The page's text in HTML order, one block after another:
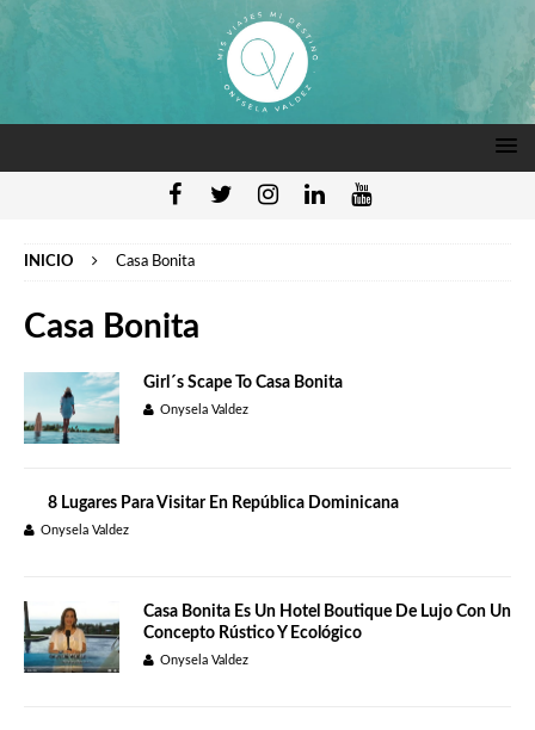
INICIO Casa Bonita
Casa Bonita
Girl´s Scape To Casa Bonita
Onysela Valdez
8 Lugares Para Visitar En República Dominicana
Onysela Valdez
Casa Bonita Es Un Hotel Boutique De Lujo Con Un
Concepto Rústico Y Ecológico
Onysela Valdez